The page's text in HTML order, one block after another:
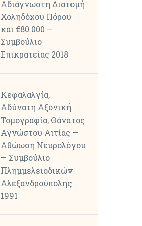
Αδιάγνωστη Διατομή
Χοληδόχου Πόρου
και €80.000 —
Συμβούλιο
Επικρατείας 2018
Κεφαλαλγία,
Αδύνατη Αξονική
Τομογραφία, Θάνατος
Αγνώστου Αιτίας —
Αθώωση Νευρολόγου
— Συμβούλιο
Πλημμελειοδικών
Αλεξανδρούπολης
1991